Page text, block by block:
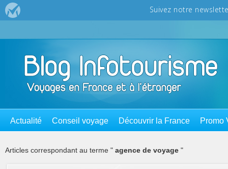
Actualité Conseil voyage Découvrir la France Promo
Articles correspondant au terme " agence de voyage "